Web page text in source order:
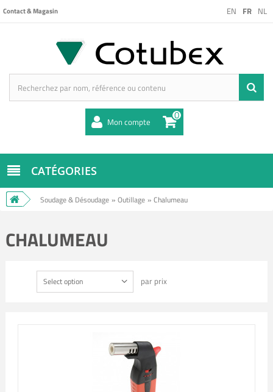
EN FR NL
Contact & Magasin
Mon compte 0
CATÉGORIES
Soudage & Désoudage » Outillage » Chalumeau
CHALUMEAU
Select option par prix